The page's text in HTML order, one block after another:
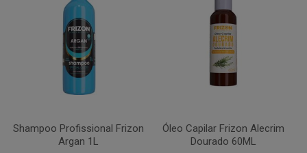
Shampoo Profissional Frizon
Argan 1L
Óleo Capilar Frizon Alecrim
Dourado 60ML